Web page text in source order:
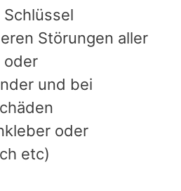
Störungen aller
oder
und bei
oder
etc)